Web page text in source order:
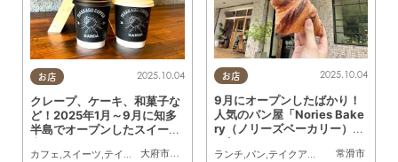
お店
大府市
,東浦町 常滑市,武豊町 南知多町
2025.10.04
クレープ、ケーキ、和菓子な
ど！2025年1月～9月に知多
半島でオープンしたスイーツ
カフェ,スイーツ,テイクアウト ,キッチンカー ,開店,リニューアル,まとめ記事
お店
常滑市
2025.10.04
9月にオープンしたばかり！
人気のパン屋「Nories Bake
ry（ノリーズベーカリー）」
に行ってみた
ランチ パン テイクアウト 開店,行ってみ